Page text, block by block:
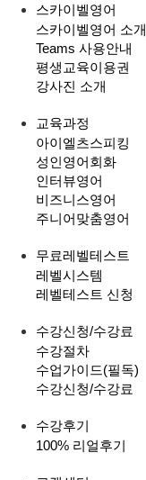
스카이벨영어
스카이벨영어 소개
Teams 사용안내
평생교육이용권
강사진 소개
교육과정
아이엘츠스피킹
성인영어회화
인터뷰영어
비즈니스영어
주니어맞춤영어
무료레벨테스트
레벨시스템
레벨테스트 신청
수강신청/수강료
수강절차
수업가이드(필독)
수강신청/수강료
수강후기
100% 리얼후기